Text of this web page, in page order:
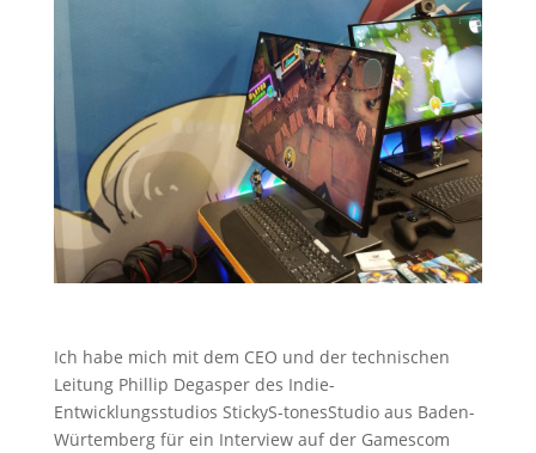
Ich habe mich mit dem CEO und der technischen
Leitung Phillip Degasper des Indie-
Entwicklungsstudios StickyS-tonesStudio aus Baden-
Würtemberg für ein Interview auf der Gamescom